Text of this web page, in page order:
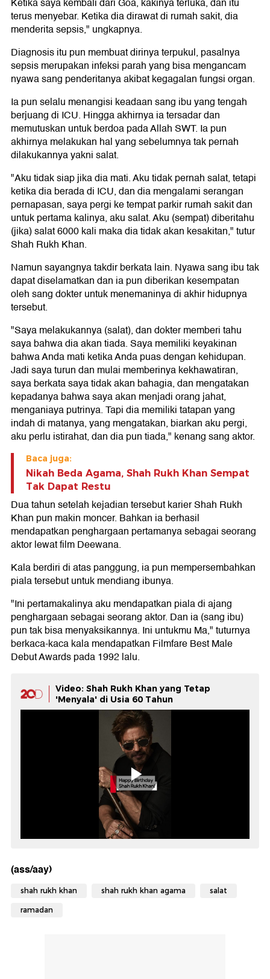
Ketika saya kembali dari Goa, kakinya terluka, dan itu
terus menyebar. Ketika dia dirawat di rumah sakit, dia
menderita sepsis," ungkapnya.
Diagnosis itu pun membuat dirinya terpukul, pasalnya
sepsis merupakan infeksi parah yang bisa mengancam
nyawa sang penderitanya akibat kegagalan fungsi organ.
Ia pun selalu menangisi keadaan sang ibu yang tengah
berjuang di ICU. Hingga akhirnya ia tersadar dan
memutuskan untuk berdoa pada Allah SWT. Ia pun
akhirnya melakukan hal yang sebelumnya tak pernah
dilakukannya yakni salat.
"Aku tidak siap jika dia mati. Aku tidak pernah salat, tetapi
ketika dia berada di ICU, dan dia mengalami serangan
pernapasan, saya pergi ke tempat parkir rumah sakit dan
untuk pertama kalinya, aku salat. Aku (sempat) diberitahu
(jika) salat 6000 kali maka dia tidak akan kesakitan," tutur
Shah Rukh Khan.
Namun sayangnya takdir berkata lain. Nyawa sang ibu tak
dapat diselamatkan dan ia pun diberikan kesempatan
oleh sang dokter untuk menemaninya di akhir hidupnya
tersebut.
"Saya melakukannya (salat), dan dokter memberi tahu
saya bahwa dia akan tiada. Saya memiliki keyakinan
bahwa Anda mati ketika Anda puas dengan kehidupan.
Jadi saya turun dan mulai memberinya kekhawatiran,
saya berkata saya tidak akan bahagia, dan mengatakan
kepadanya bahwa saya akan menjadi orang jahat,
menganiaya putrinya. Tapi dia memiliki tatapan yang
indah di matanya, yang mengatakan, biarkan aku pergi,
aku perlu istirahat, dan dia pun tiada," kenang sang aktor.
Baca juga:
Nikah Beda Agama, Shah Rukh Khan Sempat
Tak Dapat Restu
Dua tahun setelah kejadian tersebut karier Shah Rukh
Khan pun makin moncer. Bahkan ia berhasil
mendapatkan penghargaan pertamanya sebagai seorang
aktor lewat film Deewana.
Kala berdiri di atas panggung, ia pun mempersembahkan
piala tersebut untuk mendiang ibunya.
"Ini pertamakalinya aku mendapatkan piala di ajang
penghargaan sebagai seorang aktor. Dan ia (sang ibu)
pun tak bisa menyaksikannya. Ini untukmu Ma," tuturnya
berkaca-kaca kala mendapatkan Filmfare Best Male
Debut Awards pada 1992 lalu.
Video: Shah Rukh Khan yang Tetap
'Menyala' di Usia 60 Tahun
(ass/aay)
shah rukh khan shah rukh khan agama salat
ramadan